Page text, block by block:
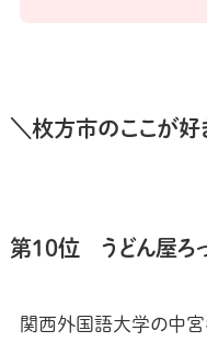
＼枚方市のここが好
第10位 うどん屋ろ
関西外国語大学の中宮